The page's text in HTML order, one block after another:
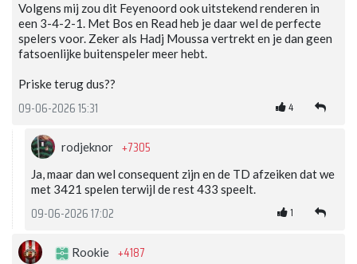
Volgens mij zou dit Feyenoord ook uitstekend renderen in
een 3-4-2-1. Met Bos en Read heb je daar wel de perfecte
spelers voor. Zeker als Hadj Moussa vertrekt en je dan geen
fatsoenlijke buitenspeler meer hebt.
Priske terug dus??
09-06-2026 15:31 4
rodjeknor +7305
Ja, maar dan wel consequent zijn en de TD afzeiken dat we
met 3421 spelen terwijl de rest 433 speelt.
09-06-2026 17:02 1
Rookie +4187